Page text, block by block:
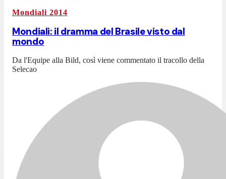
Mondiali 2014
Mondiali: il dramma del Brasile visto dal
mondo
Da l'Equipe alla Bild, così viene commentato il tracollo della
Selecao